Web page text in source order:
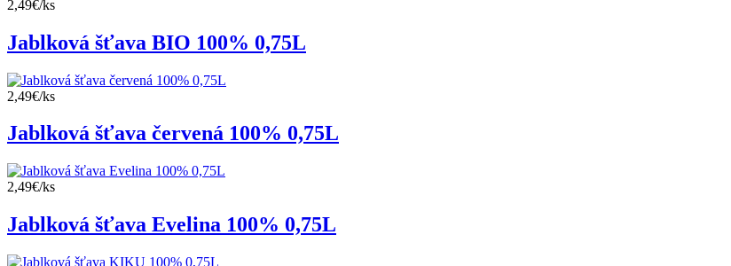
2,49€/ks
Jablková šťava BIO 100% 0,75L
2,49€/ks
Jablková šťava červená 100% 0,75L
2,49€/ks
Jablková šťava Evelina 100% 0,75L